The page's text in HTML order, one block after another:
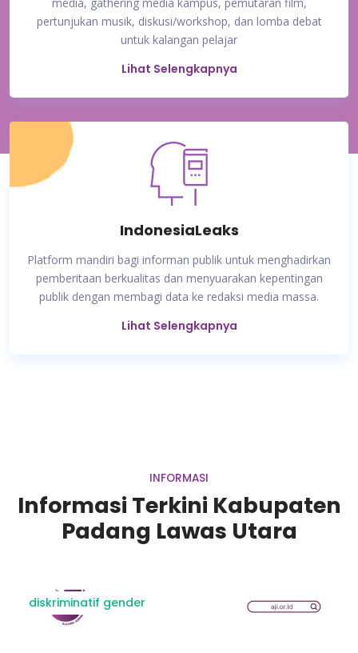
pertunjukan musik, diskusi/workshop, dan lomba debat
untuk kalangan pelajar
Lihat Selengkapnya
IndonesiaLeaks
Platform mandiri bagi informan publik untuk menghadirkan
pemberitaan berkualitas dan menyuarakan kepentingan
publik dengan membagi data ke redaksi media massa.
Lihat Selengkapnya
INFORMASI
Informasi Terkini Kabupaten
Padang Lawas Utara
diskriminatif gender